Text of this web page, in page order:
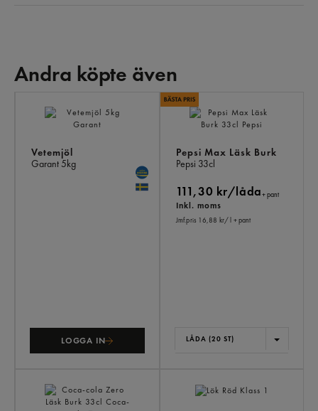
Andra köpte även
Vetemjöl
Garant5kg
LOGGA IN
Pepsi Max Läsk Burk
Pepsi 33cl
111,30 kr/låda+ pant
Inkl. moms
Jmf.pris 16,88 kr/ l + pant
LÅDA (20 ST)